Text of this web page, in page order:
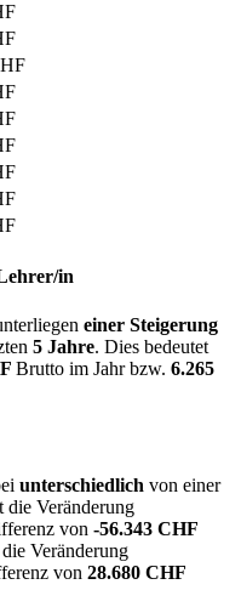
in
einer Steigerung
5 Jahre. Dies bedeutet
Brutto im Jahr bzw. 6.265
unterschiedlich von einer
die Veränderung
von -56.343 CHF
Veränderung
von 28.680 CHF